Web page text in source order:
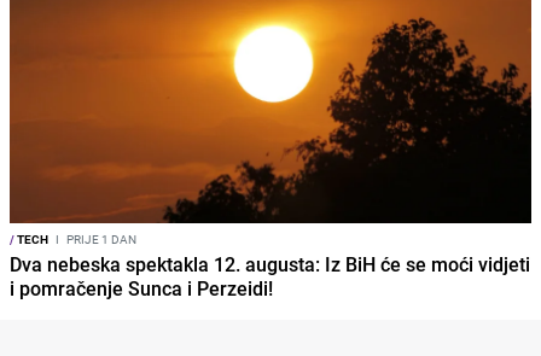
/TECH I PRIJE 1 DAN
Dva nebeska spektakla 12. augusta: Iz BiH će se moći vidjeti
i pomračenje Sunca i Perzeidi!